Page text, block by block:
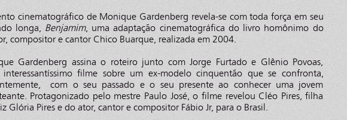
cinematográfico de Monique Gardenberg revela-se com toda força em seu
longa, Benjamim, uma adaptação cinematográfica do livro homônimo do
compositor e cantor Chico Buarque, realizada em 2004.
Gardenberg assina o roteiro junto com Jorge Furtado e Glênio Povoas,
interessantíssimo filme sobre um ex-modelo cinquentão que se confronta,
com o seu passado e o seu presente ao conhecer uma jovem
Protagonizado pelo mestre Paulo José, o filme revelou Cléo Pires, filha
Glória Pires e do ator, cantor e compositor Fábio Jr, para o Brasil.